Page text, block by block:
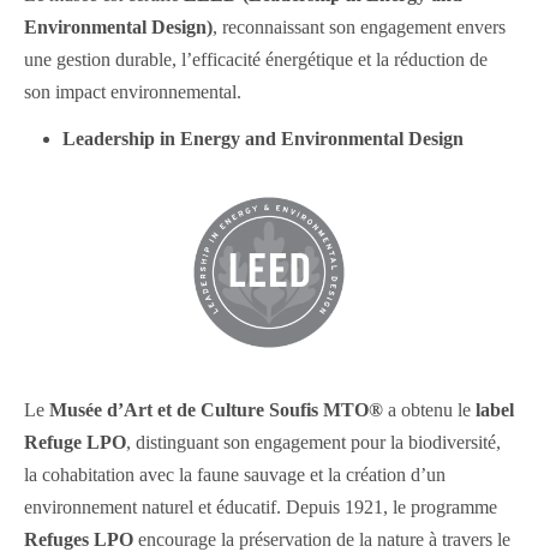
Environmental Design), reconnaissant son engagement envers
une gestion durable, l’efficacité énergétique et la réduction de
son impact environnemental.
Leadership in Energy and Environmental Design
Le Musée d’Art et de Culture Soufis MTO® a obtenu le label
Refuge LPO, distinguant son engagement pour la biodiversité,
la cohabitation avec la faune sauvage et la création d’un
environnement naturel et éducatif. Depuis 1921, le programme
Refuges LPO encourage la préservation de la nature à travers le